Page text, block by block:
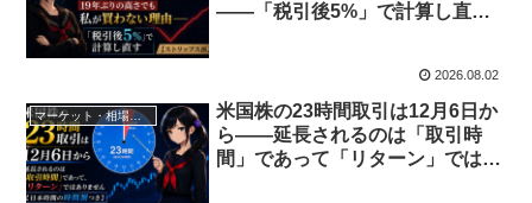
——「税引後5%」で計算し直す
2026.08.02
マーケット・相場分析
米国株の23時間取引は12月6日か
ら——延長されるのは「取引時
間」であって「リターン」ではあ